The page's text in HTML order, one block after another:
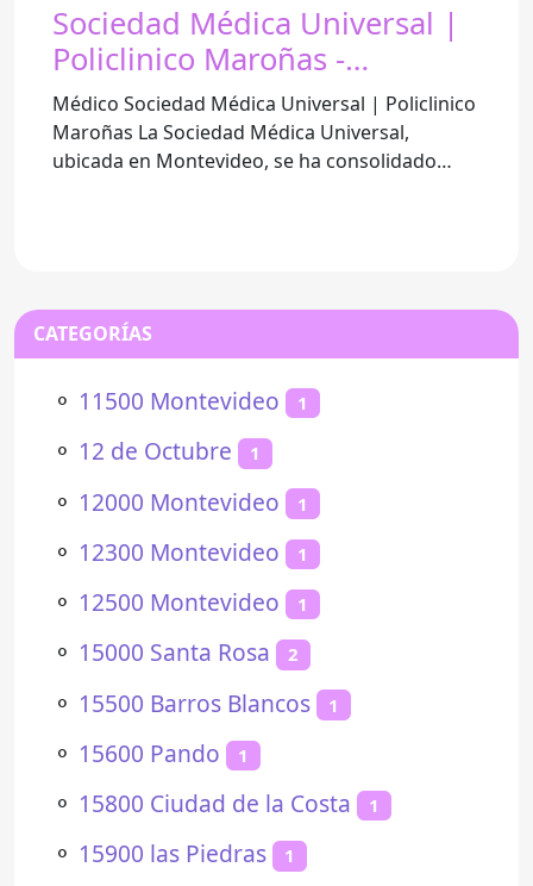
Sociedad Médica Universal |
Policlinico Maroñas -
Montevideo
Médico Sociedad Médica Universal | Policlinico
Maroñas La Sociedad Médica Universal,
ubicada en Montevideo, se ha consolidado
CATEGORÍAS
⚬ 11500 Montevideo 1
⚬ 12 de Octubre 1
⚬ 12000 Montevideo 1
⚬ 12300 Montevideo 1
⚬ 12500 Montevideo 1
⚬ 15000 Santa Rosa 2
⚬ 15500 Barros Blancos 1
⚬ 15600 Pando 1
⚬ 15800 Ciudad de la Costa 1
⚬ 15900 las Piedras 1